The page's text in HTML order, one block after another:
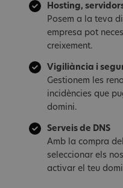
Hosting,
Posem a la teva
empresa pot
creixement.
Vigiliància i
Gestionem les
incidències que
domini.
Serveis de DNS
Amb la compra
seleccionar els
activar el teu